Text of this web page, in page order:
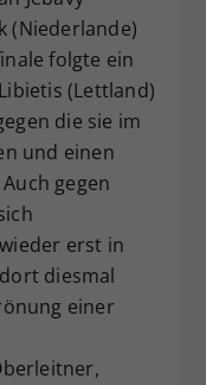
(Niederlande)
folgte ein
(Lettland)
die sie im
und einen
gegen
erst in
diesmal
einer